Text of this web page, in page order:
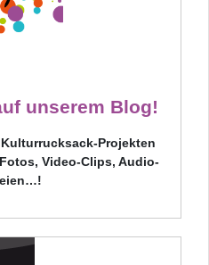
unserem Blog!
Projekten
Video-Clips, Audio-